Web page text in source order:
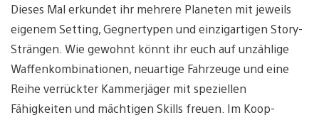
Dieses Mal erkundet ihr mehrere Planeten mit jeweils
eigenem Setting, Gegnertypen und einzigartigen Story-
Strängen. Wie gewohnt könnt ihr euch auf unzählige
Waffenkombinationen, neuartige Fahrzeuge und eine
Reihe verrückter Kammerjäger mit speziellen
Fähigkeiten und mächtigen Skills freuen. Im Koop-